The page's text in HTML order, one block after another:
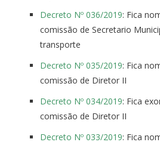
Decreto Nº 036/2019: Fica
comissão de Secretario
transporte
Decreto Nº 035/2019: Fica
comissão de Diretor II
Decreto Nº 034/2019: Fica
comissão de Diretor II
Decreto Nº 033/2019: Fica